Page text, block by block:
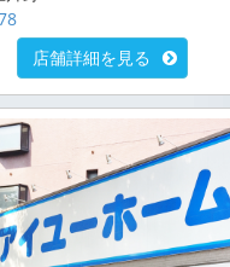
店舗詳細を見る